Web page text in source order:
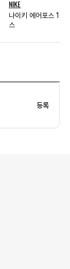
NIKE
나이키 에어포스 1 로
스
등록